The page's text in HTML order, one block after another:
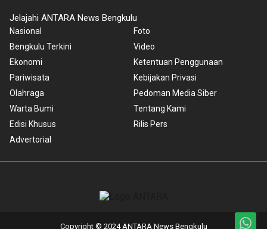
Jelajahi ANTARA News Bengkulu
Nasional
Bengkulu Terkini
Ekonomi
Pariwisata
Olahraga
Warta Bumi
Edisi Khusus
Advertorial
Foto
Video
Ketentuan Penggunaan
Kebijakan Privasi
Pedoman Media Siber
Tentang Kami
Rilis Pers
Copyright © 2024 ANTARA News Bengkulu